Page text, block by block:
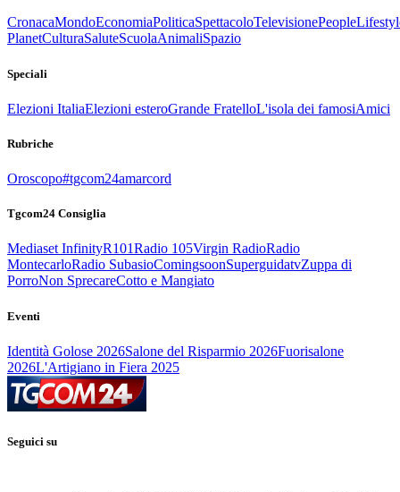
CronacaMondoEconomiaPoliticaSpettacoloTelevisionePeople
PlanetCulturaSaluteScuolaAnimaliSpazio
Speciali
Elezioni ItaliaElezioni esteroGrande FratelloL'isola dei famosiAmici
Rubriche
Oroscopo#tgcom24amarcord
Tgcom24 Consiglia
Mediaset InfinityR101Radio 105Virgin RadioRadio
MontecarloRadio SubasioComingsoonSuperguidatvZuppa di
PorroNon SprecareCotto e Mangiato
Eventi
Identità Golose 2026Salone del Risparmio 2026Fuorisalone
2026L'Artigiano in Fiera 2025
Seguici su